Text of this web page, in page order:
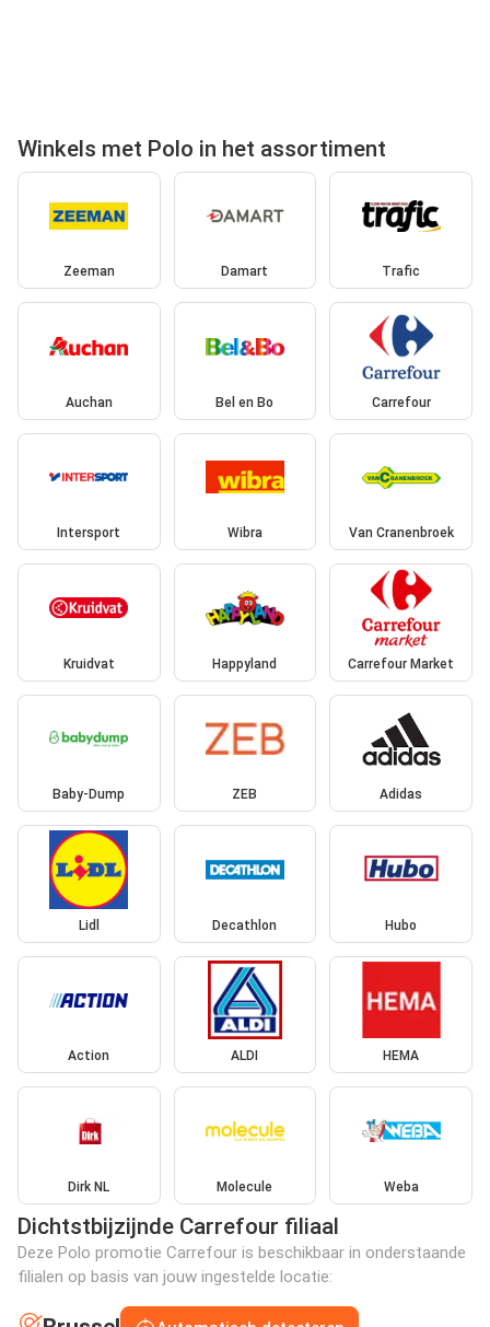
Winkels met Polo in het assortiment
Zeeman Damart Trafic
Auchan Bel en Bo Carrefour
Intersport Wibra Van Cranenbroek
Kruidvat Happyland Carrefour Market
Baby-Dump ZEB Adidas
Lidl Decathlon Hubo
Action ALDI HEMA
Dirk NL Molecule Weba
Dichtstbijzijnde Carrefour filiaal
Deze Polo promotie Carrefour is beschikbaar in onderstaande
filialen op basis van jouw ingestelde locatie: